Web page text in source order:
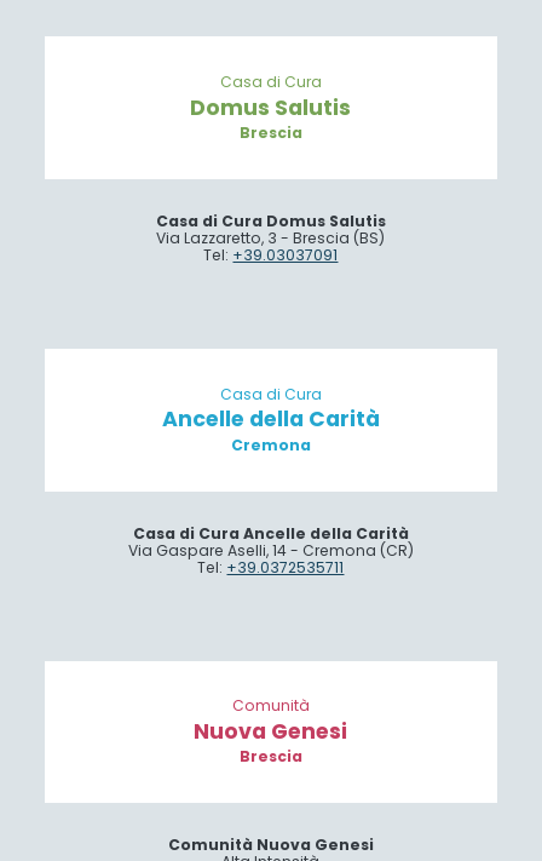
Casa di Cura
Domus Salutis
Brescia
Casa di Cura Domus Salutis
Via Lazzaretto, 3 - Brescia (BS)
Tel: +39.03037091
Casa di Cura
Ancelle della Carità
Cremona
Casa di Cura Ancelle della Carità
Via Gaspare Aselli, 14 - Cremona (CR)
Tel: +39.0372535711
Comunità
Nuova Genesi
Brescia
Comunità Nuova Genesi